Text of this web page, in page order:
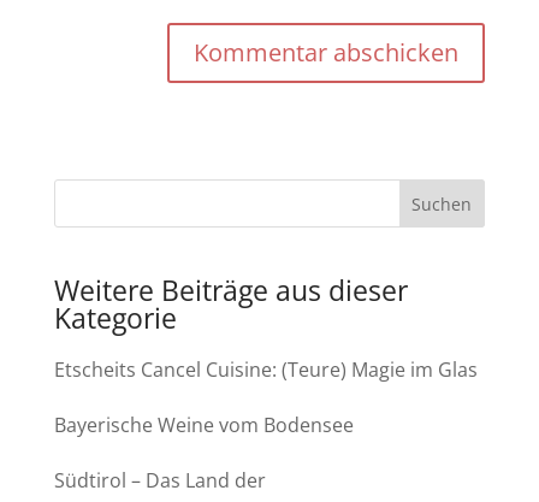
Kommentar abschicken
Weitere Beiträge aus dieser
Kategorie
Etscheits Cancel Cuisine: (Teure) Magie im Glas
Bayerische Weine vom Bodensee
Südtirol – Das Land der